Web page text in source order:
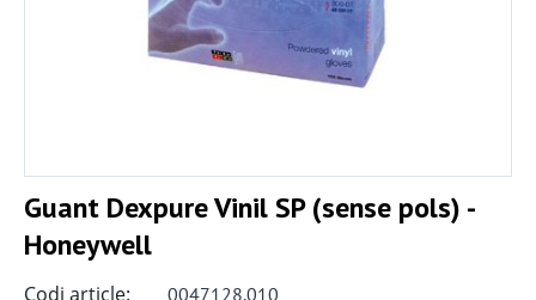
Guant Dexpure Vinil SP (sense pols) -
Honeywell
Codi article: 0047128.010